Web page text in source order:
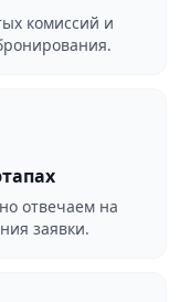
комиссий и
отвечаем на
заявки.